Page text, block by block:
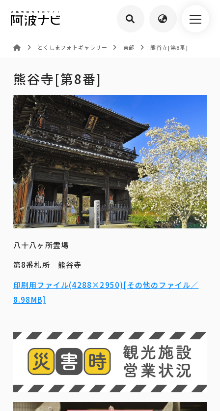
とくしまフォトギャラリー 東部 熊谷寺[第8番]
熊谷寺[第8番]
八十八ヶ所霊場
第8番札所 熊谷寺
印刷用ファイル(4288×2950)[その他のファイル／
8.98MB]